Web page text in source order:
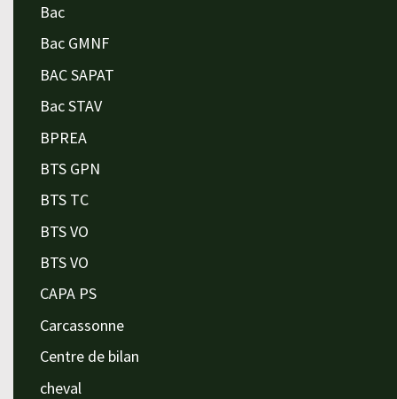
Bac
Bac GMNF
BAC SAPAT
Bac STAV
BPREA
BTS GPN
BTS TC
BTS VO
BTS VO
CAPA PS
Carcassonne
Centre de bilan
cheval